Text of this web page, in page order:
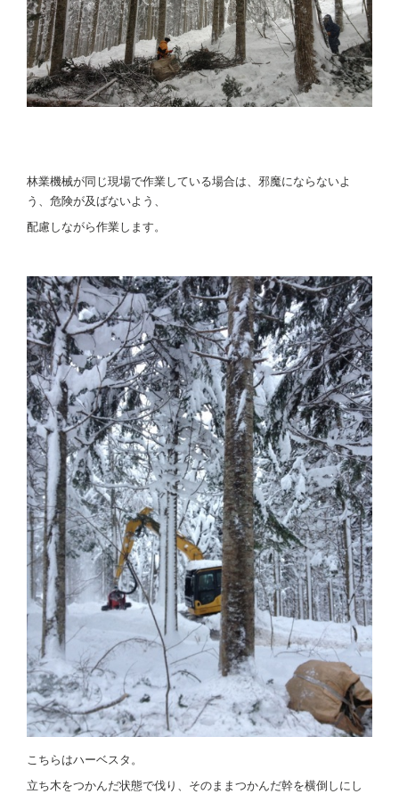
林業機械が同じ現場で作業している場合は、邪魔にならないよ
う、危険が及ばないよう、
配慮しながら作業します。
こちらはハーベスタ。
立ち木をつかんだ状態で伐り、そのままつかんだ幹を横倒しにし